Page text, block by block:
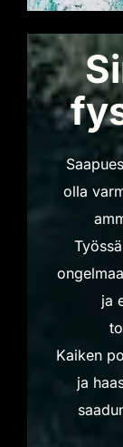
olla
ja
Kaiken
ja